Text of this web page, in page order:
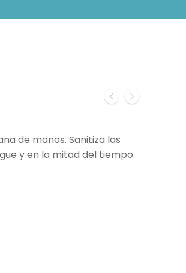
de manos. Sanitiza las
y en la mitad del tiempo.